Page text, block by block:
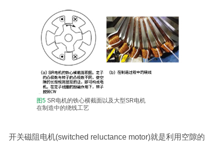
图5SR电机的铁心横截面以及大型SR电机
在制造中的绕线工艺
开关磁阻电机(switched reluctance motor)就是利用空隙的